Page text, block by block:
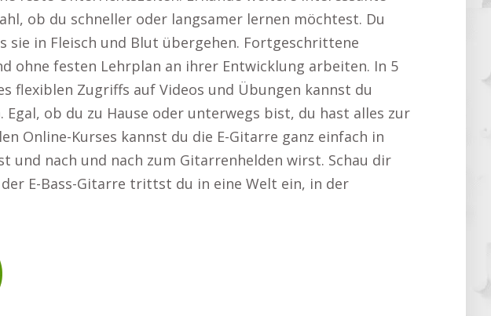
ob du schneller oder langsamer lernen möchtest. Du
sie in Fleisch und Blut übergehen. Fortgeschrittene
ohne festen Lehrplan an ihrer Entwicklung arbeiten. In 5
flexiblen Zugriffs auf Videos und Übungen kannst du
ob du zu Hause oder unterwegs bist, du hast alles zur
Online-Kurses kannst du die E-Gitarre ganz einfach in
nach und nach zum Gitarrenhelden wirst. Schau dir
E-Bass-Gitarre trittst du in eine Welt ein, in der